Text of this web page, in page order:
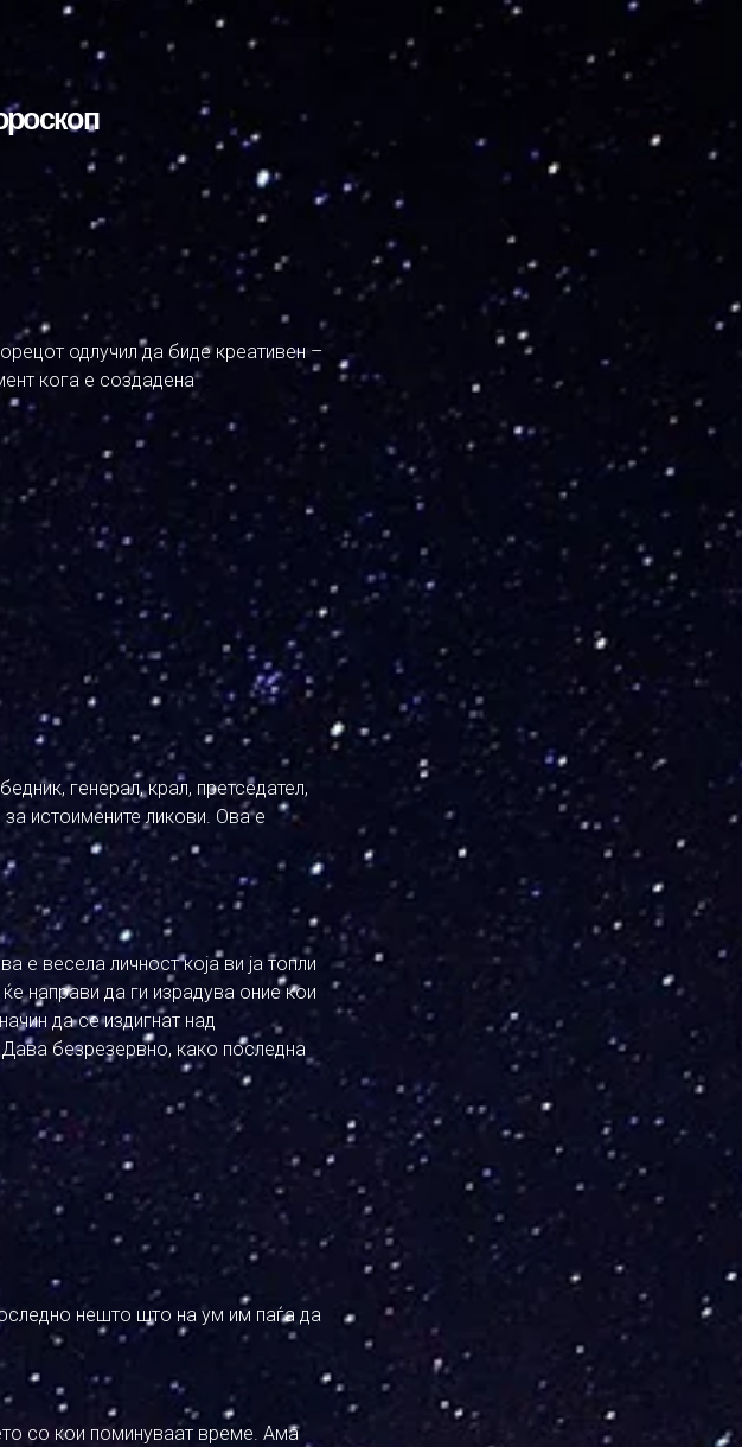
одлучил да биде креативен –
кога е создадена
генерал, крал, претседател,
истоимените ликови. Ова е
е весела личност која ви ја топли
направи да ги израдува оние кои
да се издигнат над
безрезервно, како последна
нешто што на ум им паѓа да
со кои поминуваат време. Ама